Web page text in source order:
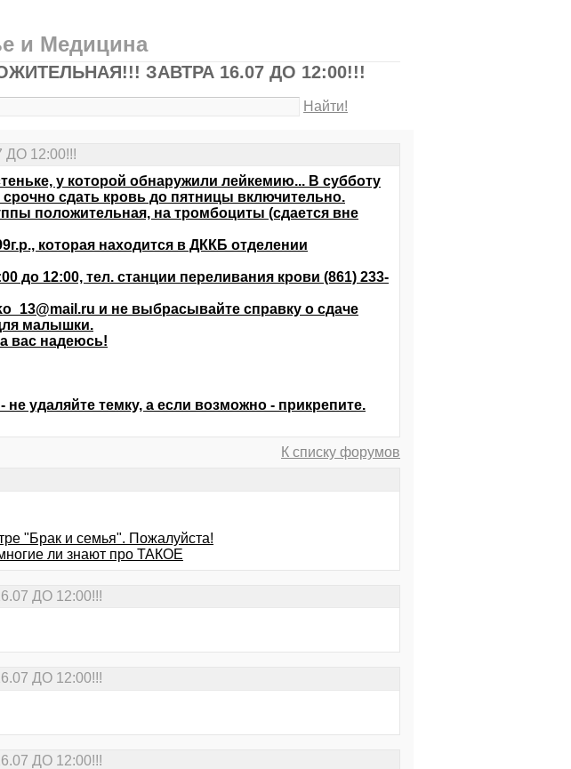
и Медицина
ЗАВТРА 16.07 ДО 12:00!!!
Найти!
12:00!!!
у которой обнаружили лейкемию... В субботу
сдать кровь до пятницы включительно.
положительная, на тромбоциты (сдается вне
которая находится в ДККБ отделении
до 12:00, тел. станции переливания крови (861) 233-
и не выбрасывайте справку о сдаче
малышки.
вас надеюсь!
удаляйте темку, а если возможно - прикрепите.
К списку форумов
"Брак и семья". Пожалуйста!
ли знают про ТАКОЕ
ДО 12:00!!!
ДО 12:00!!!
ДО 12:00!!!